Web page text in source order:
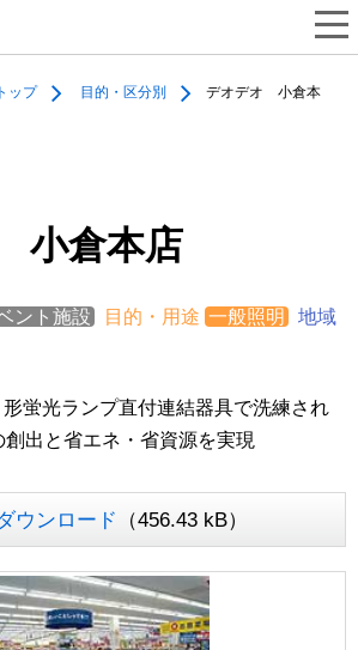
ップ 目的・区分別
デオデオ 小倉本
小倉本店
ント施設 目的・用途 一般照明
地域
蛍光ランプ直付連結器具で洗練され
出と省エネ・省資源を実現
ウンロード （456.43 kB）